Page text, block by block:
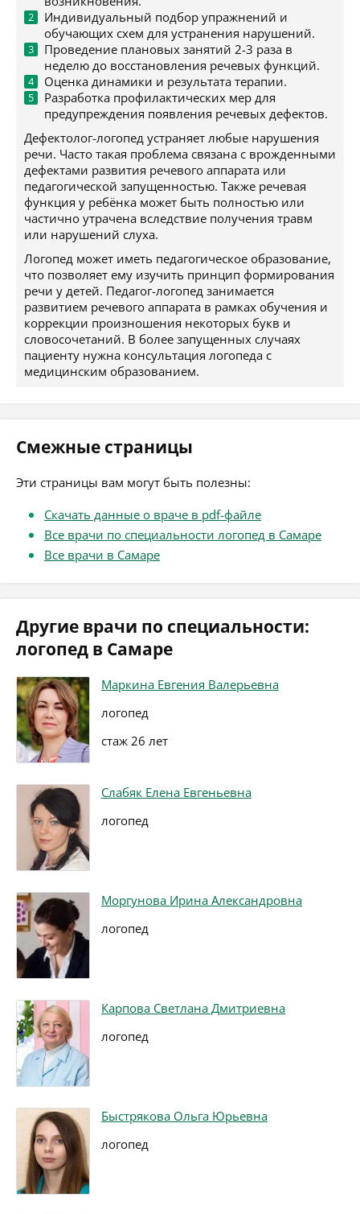
Индивидуальный подбор упражнений и
обучающих схем для устранения нарушений.
Проведение плановых занятий 2-3 раза в
неделю до восстановления речевых функций.
Оценка динамики и результата терапии.
Разработка профилактических мер для
предупреждения появления речевых дефектов.
Дефектолог-логопед устраняет любые нарушения
речи. Часто такая проблема связана с врожденными
дефектами развития речевого аппарата или
педагогической запущенностью. Также речевая
функция у ребёнка может быть полностью или
частично утрачена вследствие получения травм
или нарушений слуха.
Логопед может иметь педагогическое образование,
что позволяет ему изучить принцип формирования
речи у детей. Педагог-логопед занимается
развитием речевого аппарата в рамках обучения и
коррекции произношения некоторых букв и
словосочетаний. В более запущенных случаях
пациенту нужна консультация логопеда с
медицинским образованием.
Смежные страницы
Эти страницы вам могут быть полезны:
Скачать данные о враче в pdf-файле
Все врачи по специальности логопед в Самаре
Все врачи в Самаре
Другие врачи по специальности:
логопед в Самаре
Маркина Евгения Валерьевна
логопед
стаж 26 лет
Слабяк Елена Евгеньевна
логопед
Моргунова Ирина Александровна
логопед
Карпова Светлана Дмитриевна
логопед
Быстрякова Ольга Юрьевна
логопед